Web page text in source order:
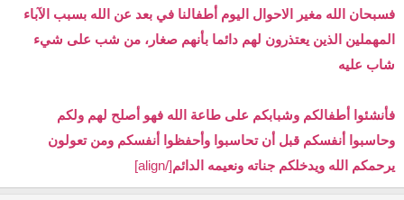
فسبحان الله مغير الاحوال اليوم أطفالنا في بعد عن الله بسبب الآباء
المهملين الذين يعتذرون لهم دائما بأنهم صغار، من شب على شيء
شاب عليه
فأنشئوا أطفالكم وشبابكم على طاعة الله فهو أصلح لهم ولكم
وحاسبوا أنفسكم قبل أن تحاسبوا وأحفظوا أنفسكم ومن تعولون
يرحمكم الله ويدخلكم جناته ونعيمه الدائم[/align]